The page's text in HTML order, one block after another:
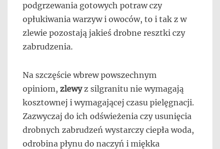
podgrzewania gotowych potraw czy
opłukiwania warzyw i owoców, to i tak z w
zlewie pozostają jakieś drobne resztki czy
zabrudzenia.
Na szczęście wbrew powszechnym
opiniom, zlewyz silgranitu nie wymagają
kosztownej i wymagającej czasu pielęgnacji.
Zazwyczaj do ich odświeżenia czy usunięcia
drobnych zabrudzeń wystarczy ciepła woda,
odrobina płynu do naczyń i miękka